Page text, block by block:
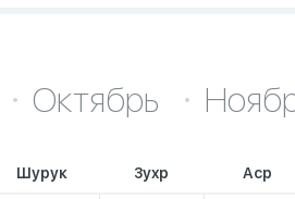
Октябрь
Шурук Зухр Аср